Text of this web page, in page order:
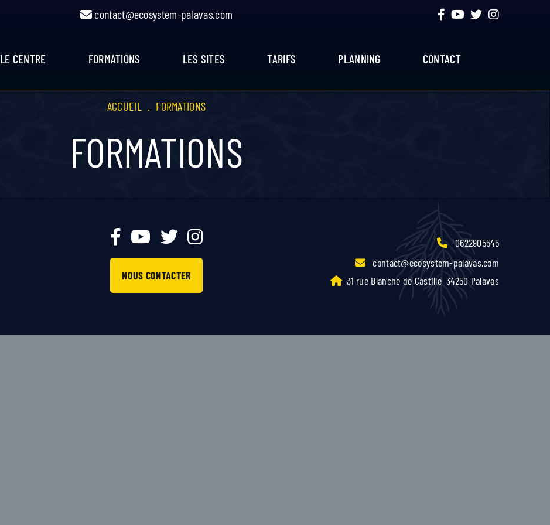
contact@ecosystem-palavas.com
LE CENTRE FORMATIONS LES SITES TARIFS PLANNING CONTACT
ACCUEIL . FORMATIONS
FORMATIONS
NOUS CONTACTER
0622905545
contact@ecosystem-palavas.com
31 rue Blanche de Castille 34250 Palavas